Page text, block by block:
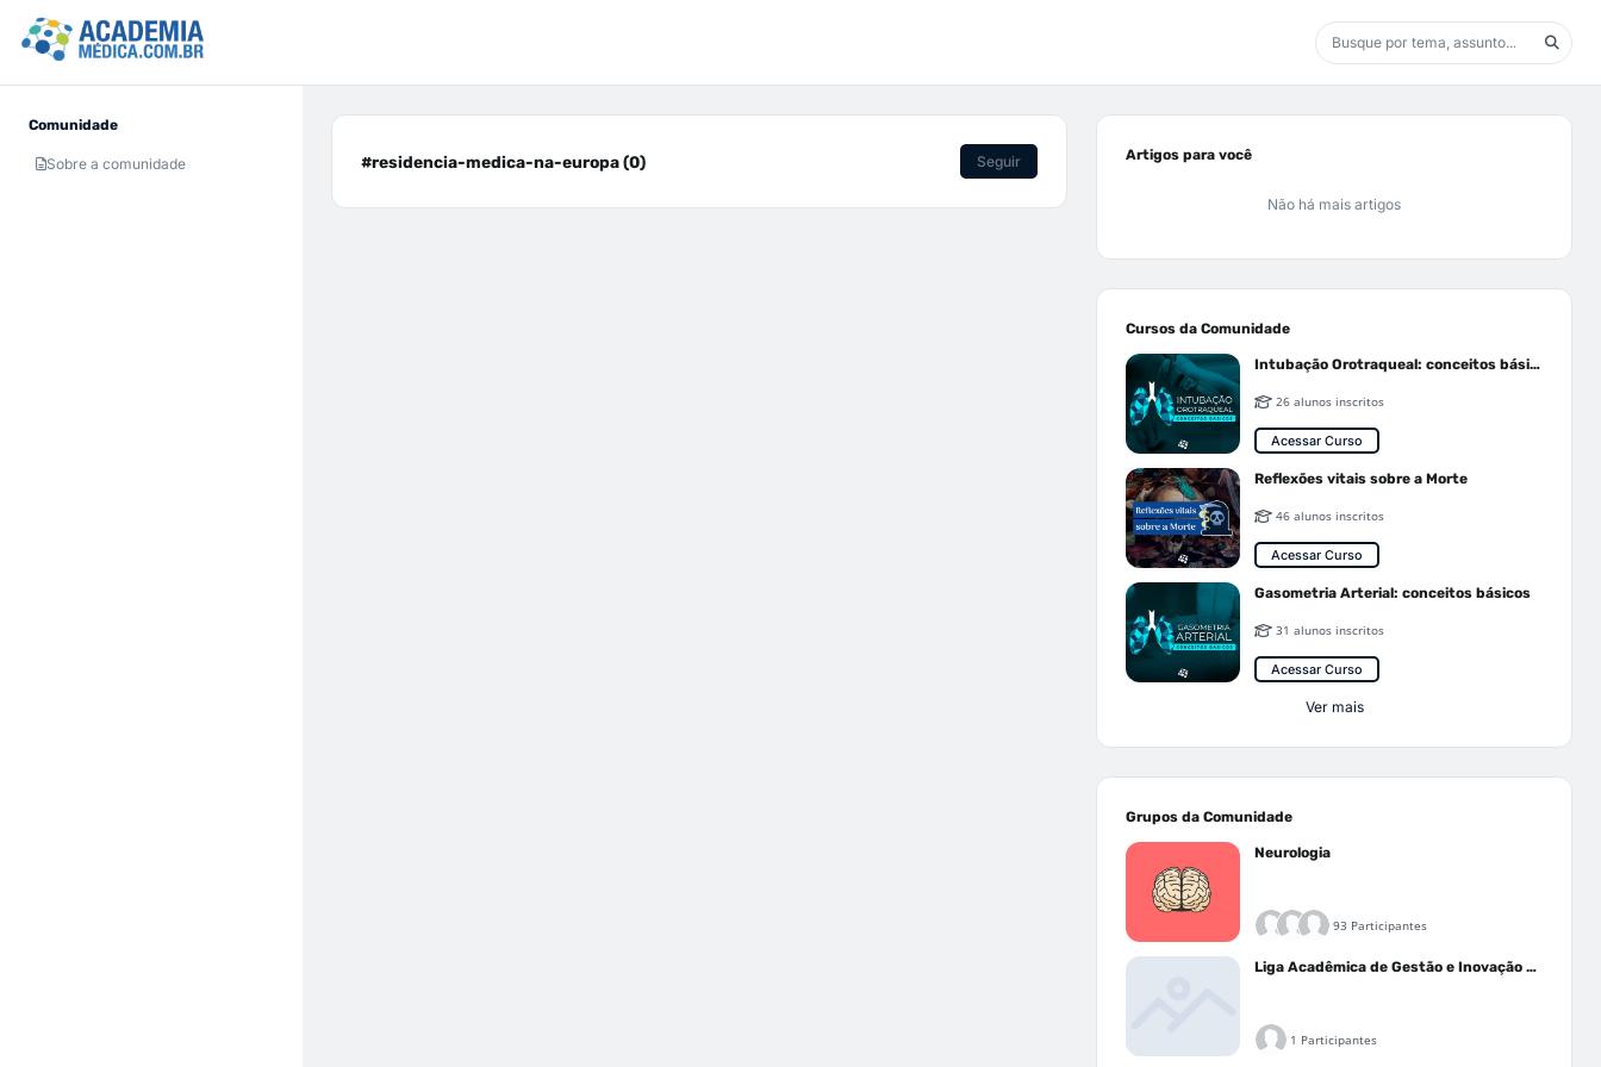
Comunidade
Sobre a comunidade #residencia-medica-na-europa (0) Seguir Artigos para você
Não há mais artigos
Cursos da Comunidade
Intubação Orotraqueal: conceitos básicos
26 alunos inscritos
Acessar Curso
Reflexões vitais sobre a Morte
46 alunos inscritos
Acessar Curso
Gasometria Arterial: conceitos básicos
31 alunos inscritos
Acessar Curso
Ver mais
Grupos da Comunidade
Neurologia
93 Participantes
Liga Acadêmica de Gestão e Inovação Médica - LAGIM
1 Participantes